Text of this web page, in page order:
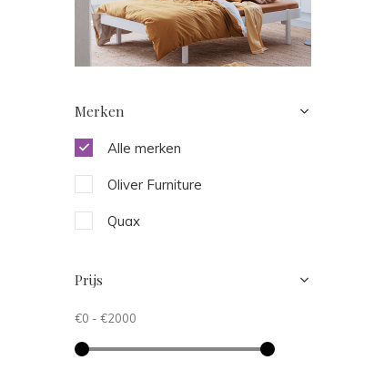
Merken
Alle merken
Oliver Furniture
Quax
Prijs
€0 - €2000